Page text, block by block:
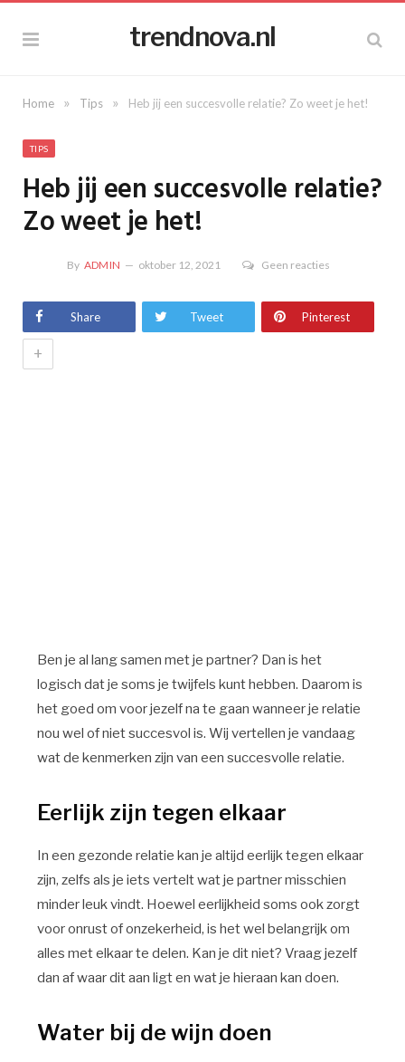
trendnova.nl
Home » Tips » Heb jij een succesvolle relatie? Zo weet je het!
TIPS
Heb jij een succesvolle relatie?
Zo weet je het!
By ADMIN oktober 12, 2021 Geen reacties
Share Tweet Pinterest
+
Ben je al lang samen met je partner? Dan is het
logisch dat je soms je twijfels kunt hebben. Daarom is
het goed om voor jezelf na te gaan wanneer je relatie
nou wel of niet succesvol is. Wij vertellen je vandaag
wat de kenmerken zijn van een succesvolle relatie.
Eerlijk zijn tegen elkaar
In een gezonde relatie kan je altijd eerlijk tegen elkaar
zijn, zelfs als je iets vertelt wat je partner misschien
minder leuk vindt. Hoewel eerlijkheid soms ook zorgt
voor onrust of onzekerheid, is het wel belangrijk om
alles met elkaar te delen. Kan je dit niet? Vraag jezelf
dan af waar dit aan ligt en wat je hieraan kan doen.
Water bij de wijn doen